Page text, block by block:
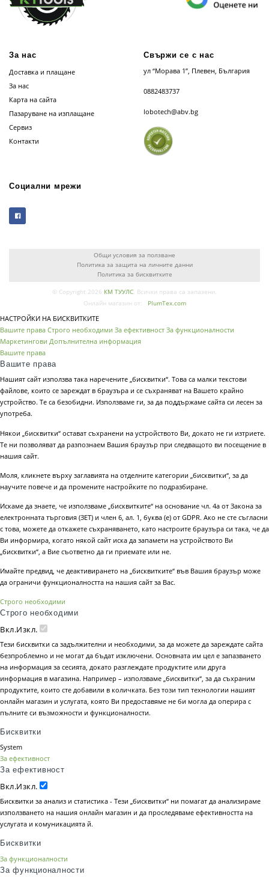
За нас
Доставка и плащане
За нас
Карта на сайта
Пазаруване на изплащане
Сервиз
Контакти
Свържи се с нас
ул “Морава 1”, Плевен, България
0882483737
lobotech@abv.bg
Социални мрежи
Общи условия за ползване
Политика за защита на личните данни
Политика за бисквитките
© Copyright 2026 КМ ТУУЛС. Всички права са запазени.
Онлайн магазин от:
PlumTex.com
НАСТРОЙКИ НА БИСКВИТКИТЕ
Вашите права Строго необходими За ефективност За функционалности
Маркетингови Допълнителна информация
Вашите права
Вашите права
Нашият сайт използва така наречените „бисквитки“. Това са малки текстови
файлове, които се зареждат в браузъра и се съхраняват на Вашето крайно
устройство. Те са безобидни. Използваме ги, за да поддържаме сайта си лесен за
употреба.
Някои „бисквитки“ остават съхранени на устройството Ви, докато не ги изтриете.
Те ни позволяват да разпознаем Вашия браузър при следващото ви посещение в
нашия сайт.
Моля, кликнете върху заглавията на отделните категории „бисквитки“, за да
научите повече и да промените настройките по подразбиране.
Искаме да знаете, че използваме „бисквитките“ на основание чл. 4а от Закона за
електронната търговия (ЗЕТ) и член 6, ал. 1, буква (е) от GDPR. Ако не сте съгласни
с това, можете да откажете съхраняването, като настроите браузъра си така, че да
Ви информира, когато някой сайт иска да запамети на устройството Ви
„бисквитки“, а Вие съответно да ги приемате или не.
Имайте предвид, че деактивирането на „бисквитките“ във Вашия браузър може
да ограничи функционалността на нашия сайт за Вас.
Строго необходими
Строго необходими
Вкл.Изкл.
Тези бисквитки са задължителни и необходими, за да можете да зареждате сайта
безпроблемно и не могат да бъдат изключени. Основната им цел е запазването
на информация за сесията, докато разглеждате продуктите или друга
информация в магазина. Например – използваме „бисквитки“, за да съхраним
продуктите, които сте добавили в количката. Без този тип технологии нашият
онлайн магазин и услугата, която Ви предоставяме не би могла да оперира с
пълните си възможности и функционалности.
Бисквитки
System
За ефективност
За ефективност
Вкл.Изкл.
Бисквитки за анализ и статистика - Тези „бисквитки“ ни помагат да анализираме
използването на нашия онлайн магазин и да проследяваме ефективността на
услугата и комуникацията й.
Бисквитки
За функционалности
За функционалности